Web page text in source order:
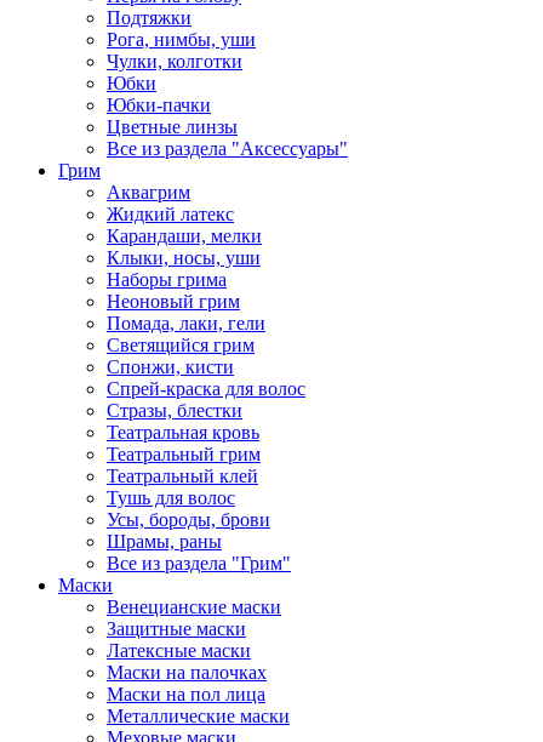
Подтяжки
Рога, нимбы, уши
Чулки, колготки
Юбки
Юбки-пачки
Цветные линзы
Все из раздела "Аксессуары"
Грим
Аквагрим
Жидкий латекс
Карандаши, мелки
Клыки, носы, уши
Наборы грима
Неоновый грим
Помада, лаки, гели
Светящийся грим
Спонжи, кисти
Спрей-краска для волос
Стразы, блестки
Театральная кровь
Театральный грим
Театральный клей
Тушь для волос
Усы, бороды, брови
Шрамы, раны
Все из раздела "Грим"
Маски
Венецианские маски
Защитные маски
Латексные маски
Маски на палочках
Маски на пол лица
Металлические маски
Меховые маски